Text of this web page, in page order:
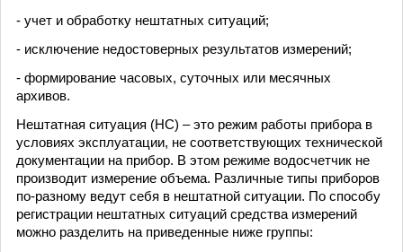
- учет и обработку нештатных ситуаций;
- исключение недостоверных результатов измерений;
- формирование часовых, суточных или месячных
архивов.
Нештатная ситуация (НС) – это режим работы прибора в
условиях эксплуатации, не соответствующих технической
документации на прибор. В этом режиме водосчетчик не
производит измерение объема. Различные типы приборов
по-разному ведут себя в нештатной ситуации. По способу
регистрации нештатных ситуаций средства измерений
можно разделить на приведенные ниже группы: